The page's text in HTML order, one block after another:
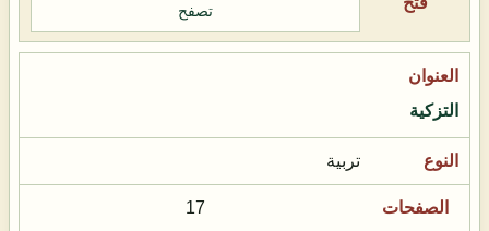
تصفح
التزكية
تربية
17